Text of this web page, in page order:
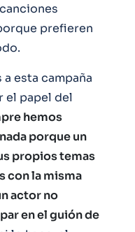
prefieren
esta campaña
el papel del
hemos
porque un
propios temas
con la misma
actor no
en el guión de